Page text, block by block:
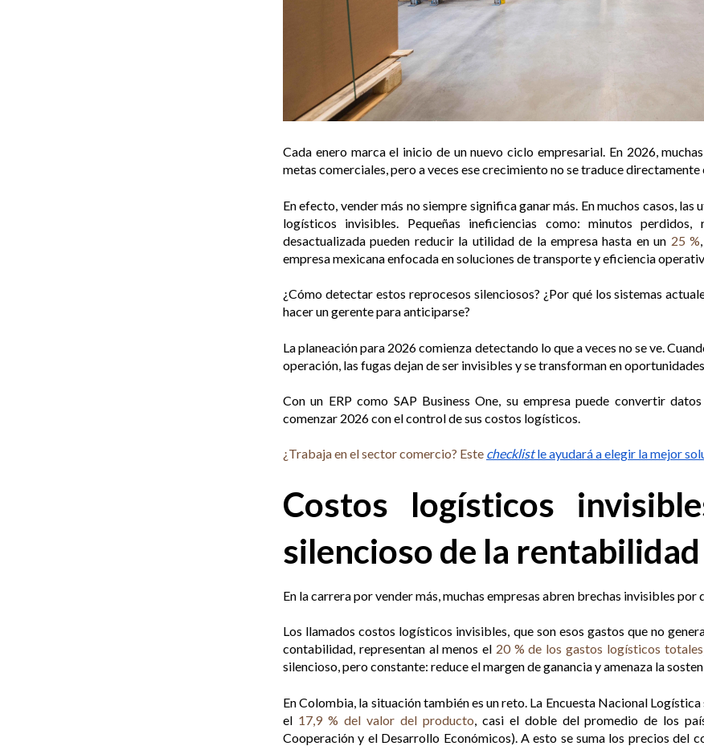
Cada enero marca el inicio de un nuevo ciclo empresarial. En 2026,
metas comerciales, pero a veces ese crecimiento no se traduce
En efecto, vender más no siempre significa ganar más. En muchos casos,
logísticos invisibles. Pequeñas ineficiencias como: minutos
desactualizada pueden reducir la utilidad de la empresa hasta en un 25 %
empresa mexicana enfocada en soluciones de transporte y eficiencia
¿Cómo detectar estos reprocesos silenciosos? ¿Por qué los sistemas
hacer un gerente para anticiparse?
La planeación para 2026 comienza detectando lo que a veces no se ve.
operación, las fugas dejan de ser invisibles y se transforman en
Con un ERP como SAP Business One, su empresa puede convertir
comenzar 2026 con el control de sus costos logísticos.
¿Trabaja en el sector comercio? Este checklistle ayudará a elegir la mejor
Costos logísticos
silencioso de la rentabilidad
En la carrera por vender más, muchas empresas abren brechas invisibles por
Los llamados costos logísticos invisibles, que son esos gastos que no
contabilidad, representan al menos el 20 % de los gastos logísticos totales
silencioso, pero constante: reduce el margen de ganancia y amenaza la
En Colombia, la situación también es un reto. La Encuesta Nacional
el 17,9 % del valor del producto , casi el doble del promedio de los
Cooperación y el Desarrollo Económicos). A esto se suma los precios del